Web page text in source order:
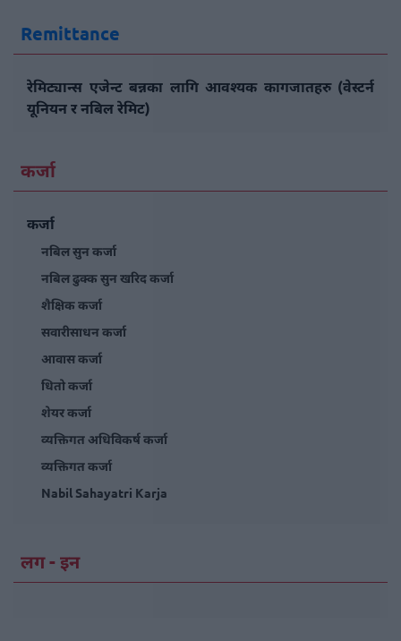
Remittance
रेमिट्यान्स एजेन्ट बन्नका लागि आवश्यक कागजातहरु (वेस्टर्न
यूनियन र नबिल रेमिट)
कर्जा
कर्जा
नबिल सुन कर्जा
नबिल ढुक्क सुन खरिद कर्जा
शैक्षिक कर्जा
सवारीसाधन कर्जा
आवास कर्जा
धितो कर्जा
शेयर कर्जा
व्यक्तिगत अधिविकर्ष कर्जा
व्यक्तिगत कर्जा
Nabil Sahayatri Karja
लग - इन